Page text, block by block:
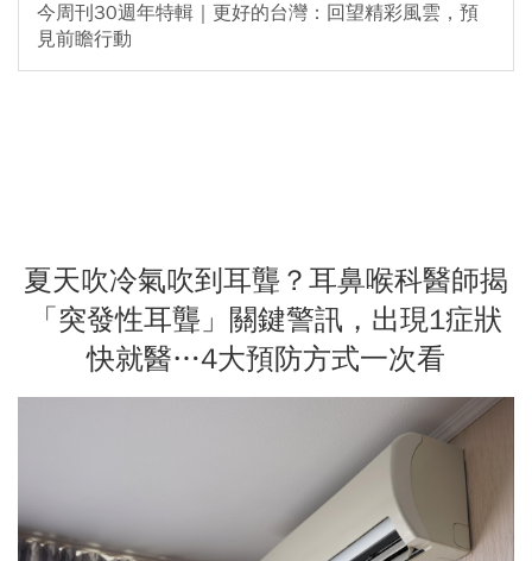
今周刊30週年特輯｜更好的台灣：回望精彩風雲，預
見前瞻行動
夏天吹冷氣吹到耳聾？耳鼻喉科醫師揭
「突發性耳聾」關鍵警訊，出現1症狀
快就醫…4大預防方式一次看